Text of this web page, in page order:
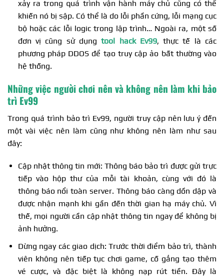
xảy ra trong quá trình vận hành máy chủ cũng có thể
khiến nó bị sập. Có thể là do lỗi phần cứng, lỗi mạng cục
bộ hoặc các lỗi logic trong lập trình… Ngoài ra, một số
đơn vị cũng sử dụngtool hack Ev99, thực tế là các
phương pháp DDOS để tạo truy cập ảo bất thường vào
hệ thống.
Những việc người chơi nên và không nên làm khi bảo
trì Ev99
Trong quá trình bảo trì Ev99, người truy cập nên lưu ý đến
một vài việc nên làm cũng như không nên làm như sau
đây:
Cập nhật thông tin mới: Thông báo bảo trì được gửi trực
tiếp vào hộp thư của mỗi tài khoản, cùng với đó là
thông báo nổi toàn server. Thông báo càng dồn dập và
được nhận mạnh khi gần đến thời gian hạ máy chủ. Vì
thế, mọi người cần cập nhật thông tin ngay để không bị
ảnh hưởng.
Dừng ngay các giao dịch: Trước thời điểm bảo trì, thành
viên không nên tiếp tục chơi game, cố gắng tạo thêm
vé cược, và đặc biệt là không nạp rút tiền. Đây là